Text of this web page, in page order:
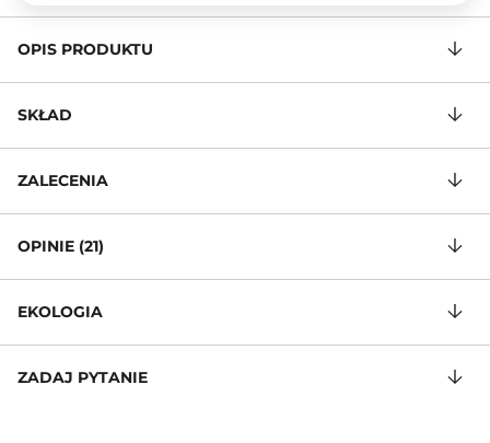
OPIS PRODUKTU
SKŁAD
ZALECENIA
OPINIE (21)
EKOLOGIA
ZADAJ PYTANIE